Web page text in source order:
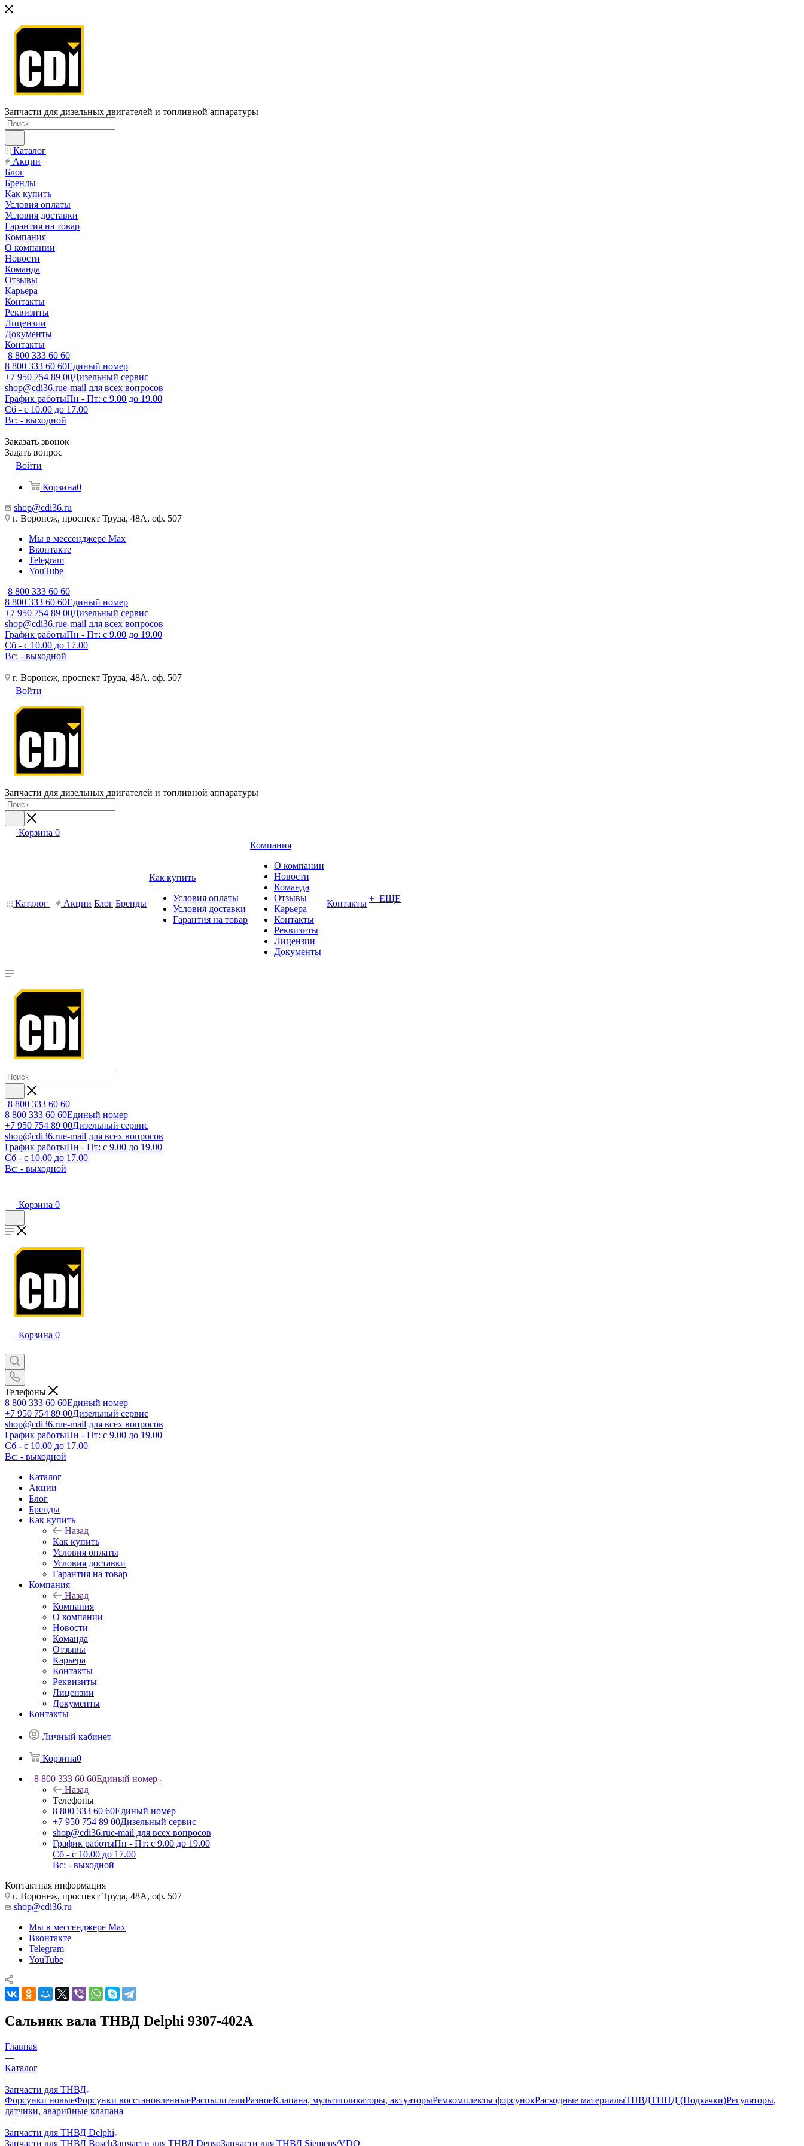
Запчасти для дизельных двигателей и топливной аппаратуры
Каталог
Акции
Блог
Бренды
Как купить
Условия оплаты
Условия доставки
Гарантия на товар
Компания
О компании
Новости
Команда
Отзывы
Карьера
Контакты
Реквизиты
Лицензии
Документы
Контакты
8 800 333 60 60
8 800 333 60 60Единый номер
+7 950 754 89 00Дизельный сервис
shop@cdi36.rue-mail для всех вопросов
График работыПн - Пт: с 9.00 до 19.00
Сб - с 10.00 до 17.00
Вс: - выходной
Заказать звонок
Задать вопрос
Войти
Корзина0
shop@cdi36.ru
г. Воронеж, проспект Труда, 48А, оф. 507
Мы в мессенджере Max
Вконтакте
Telegram
YouTube
8 800 333 60 60
8 800 333 60 60Единый номер
+7 950 754 89 00Дизельный сервис
shop@cdi36.rue-mail для всех вопросов
График работыПн - Пт: с 9.00 до 19.00
Сб - с 10.00 до 17.00
Вс: - выходной
г. Воронеж, проспект Труда, 48А, оф. 507
Войти
Запчасти для дизельных двигателей и топливной аппаратуры
Корзина 0
Каталог Акции Блог Бренды
Как купить
Условия оплаты
Условия доставки
Гарантия на товар
Компания
О компании
Новости
Команда
Отзывы
Карьера
Контакты
Реквизиты
Лицензии
Документы
Контакты + ЕЩЕ
8 800 333 60 60
8 800 333 60 60Единый номер
+7 950 754 89 00Дизельный сервис
shop@cdi36.rue-mail для всех вопросов
График работыПн - Пт: с 9.00 до 19.00
Сб - с 10.00 до 17.00
Вс: - выходной
Корзина 0
Корзина 0
Телефоны
8 800 333 60 60Единый номер
+7 950 754 89 00Дизельный сервис
shop@cdi36.rue-mail для всех вопросов
График работыПн - Пт: с 9.00 до 19.00
Сб - с 10.00 до 17.00
Вс: - выходной
Каталог
Акции
Блог
Бренды
Как купить
Назад
Как купить
Условия оплаты
Условия доставки
Гарантия на товар
Компания
Назад
Компания
О компании
Новости
Команда
Отзывы
Карьера
Контакты
Реквизиты
Лицензии
Документы
Контакты
Личный кабинет
Корзина0
8 800 333 60 60Единый номер
Назад
Телефоны
8 800 333 60 60Единый номер
+7 950 754 89 00Дизельный сервис
shop@cdi36.rue-mail для всех вопросов
График работыПн - Пт: с 9.00 до 19.00
Сб - с 10.00 до 17.00
Вс: - выходной
Контактная информация
г. Воронеж, проспект Труда, 48А, оф. 507
shop@cdi36.ru
Мы в мессенджере Max
Вконтакте
Telegram
YouTube
Сальник вала ТНВД Delphi 9307-402A
Главная
—
Каталог
—
Запчасти для ТНВД
Форсунки новыеФорсунки восстановленныеРаспылителиРазноеКлапана, мультипликаторы, актуаторыРемкомплекты форсунокРасходные материалыТНВДТННД (Подкачки)Регуляторы,
датчики, аварийные клапана
—
Запчасти для ТНВД Delphi
Запчасти для ТНВД BoschЗапчасти для ТНВД DensoЗапчасти для ТНВД Siemens/VDO